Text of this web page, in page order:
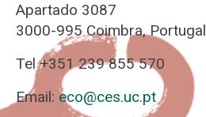
Apartado 3087
3000-995 Coimbra, Portugal
Tel +351 239 855 570
Email: eco@ces.uc.pt